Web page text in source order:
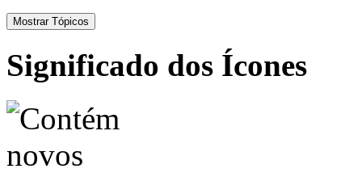
Significado dos Ícones